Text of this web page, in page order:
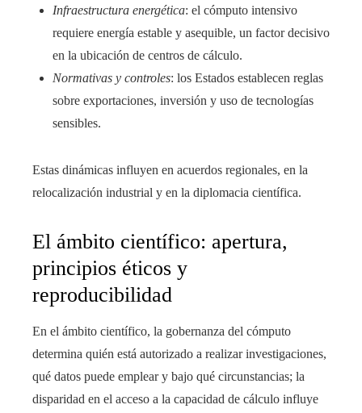
Infraestructura energética: el cómputo intensivo
requiere energía estable y asequible, un factor decisivo
en la ubicación de centros de cálculo.
Normativas y controles: los Estados establecen reglas
sobre exportaciones, inversión y uso de tecnologías
sensibles.
Estas dinámicas influyen en acuerdos regionales, en la
relocalización industrial y en la diplomacia científica.
El ámbito científico: apertura,
principios éticos y
reproducibilidad
En el ámbito científico, la gobernanza del cómputo
determina quién está autorizado a realizar investigaciones,
qué datos puede emplear y bajo qué circunstancias; la
disparidad en el acceso a la capacidad de cálculo influye